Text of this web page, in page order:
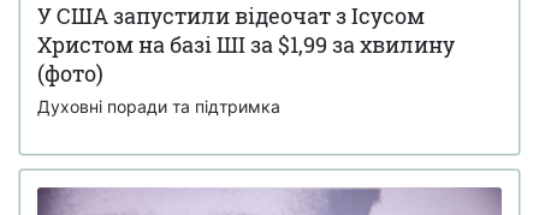
У США запустили відеочат з Ісусом
Христом на базі ШІ за $1,99 за хвилину
(фото)
Духовні поради та підтримка